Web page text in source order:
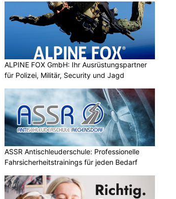
ALPINE FOX GmbH: Ihr Ausrüstungspartner
für Polizei, Militär, Security und Jagd
ASSR Antischleuderschule: Professionelle
Fahrsicherheitstrainings für jeden Bedarf